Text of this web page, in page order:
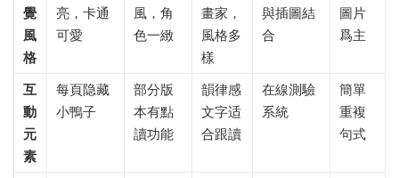
覺
風
格
亮，卡通
可愛
風，角
色一緻
畫家，
風格多
樣
與插圖結
合
圖片
爲主
互
動
元
素
每頁隐藏
小鴨子
部分版
本有點
讀功能
韻律感
文字适
合跟讀
在線測驗
系統
簡單
重複
句式